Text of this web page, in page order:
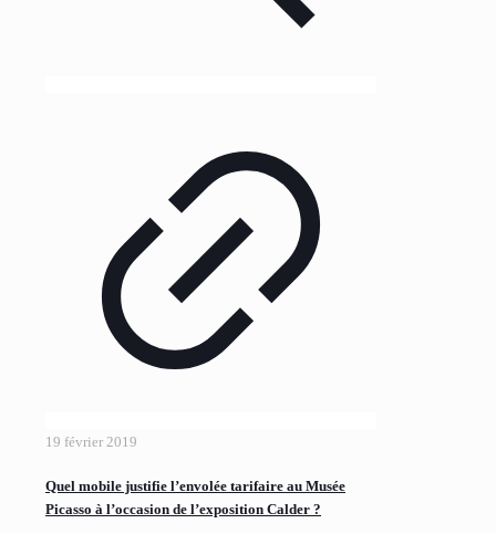
19 février 2019
Quel mobile justifie l’envolée tarifaire au Musée
Picasso à l’occasion de l’exposition Calder ?